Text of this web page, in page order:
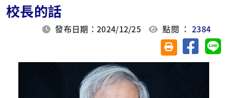
校長的話
發布日期：2024/12/25 點閱 ：2384
友善列印(另開視
分享至